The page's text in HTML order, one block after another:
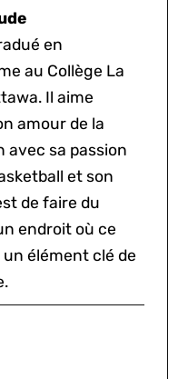
en
au Collège La
Il aime
amour de la
avec sa passion
et son
de faire du
endroit où ce
élément clé de